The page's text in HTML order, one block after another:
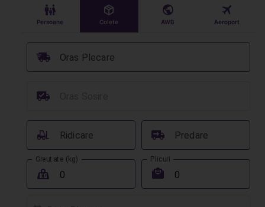
󱠣
Persoane
󰏗
Colete
󰇧
AWB
󰀝
Aeroport
Oras Plecare
󰞈
󰳔
Ridicare
󰟉 Predare
󰔾
Greutate (kg)
󰖢
Plicuri
󰾱